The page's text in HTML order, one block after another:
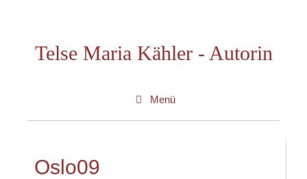
springenTelse Maria Kähler - Autorin
Menü
Oslo09